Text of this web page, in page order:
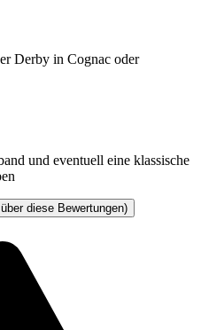
Derby in Cognac oder
und eventuell eine klassische
diese Bewertungen)